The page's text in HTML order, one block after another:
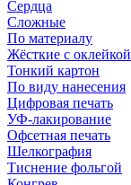
Сердца
Сложные
По материалу
Жёсткие с оклейкой
Тонкий картон
По виду нанесения
Цифровая печать
УФ-лакирование
Офсетная печать
Шелкография
Тиснение фольгой